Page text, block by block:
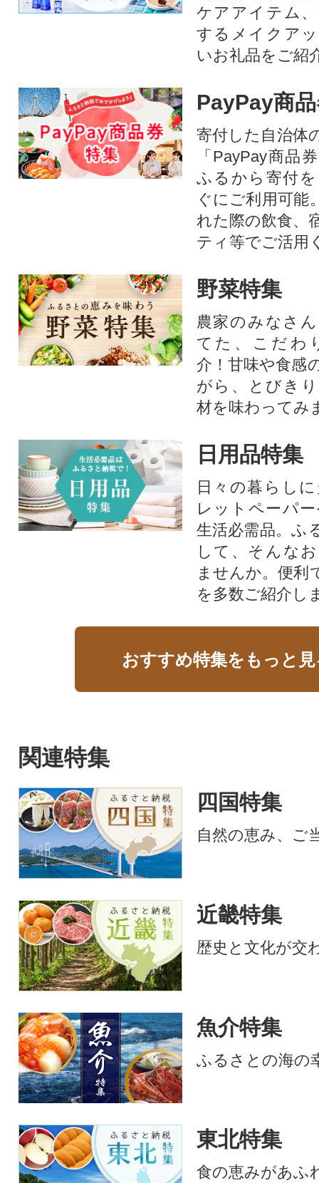
ケアアイテム
するメイクア
いお礼品をご紹
PayPay商
寄付した自治体
「PayPay商品
ふるから寄付
ぐにご利用可能
れた際の飲食、
ティ等でご活用
野菜特集
農家のみなさ
てた、こだわ
介！甘味や食感
がら、とびき
材を味わってみ
日用品特集
日々の暮らし
レットペーパ
生活必需品。ふ
して、そんな
ませんか。便利
を多数ご紹介し
おすすめ特集をもっと
関連特集
四国特集
自然の恵み、ご
近畿特集
歴史と文化が交
魚介特集
ふるさとの海の
東北特集
食の恵みがあふ